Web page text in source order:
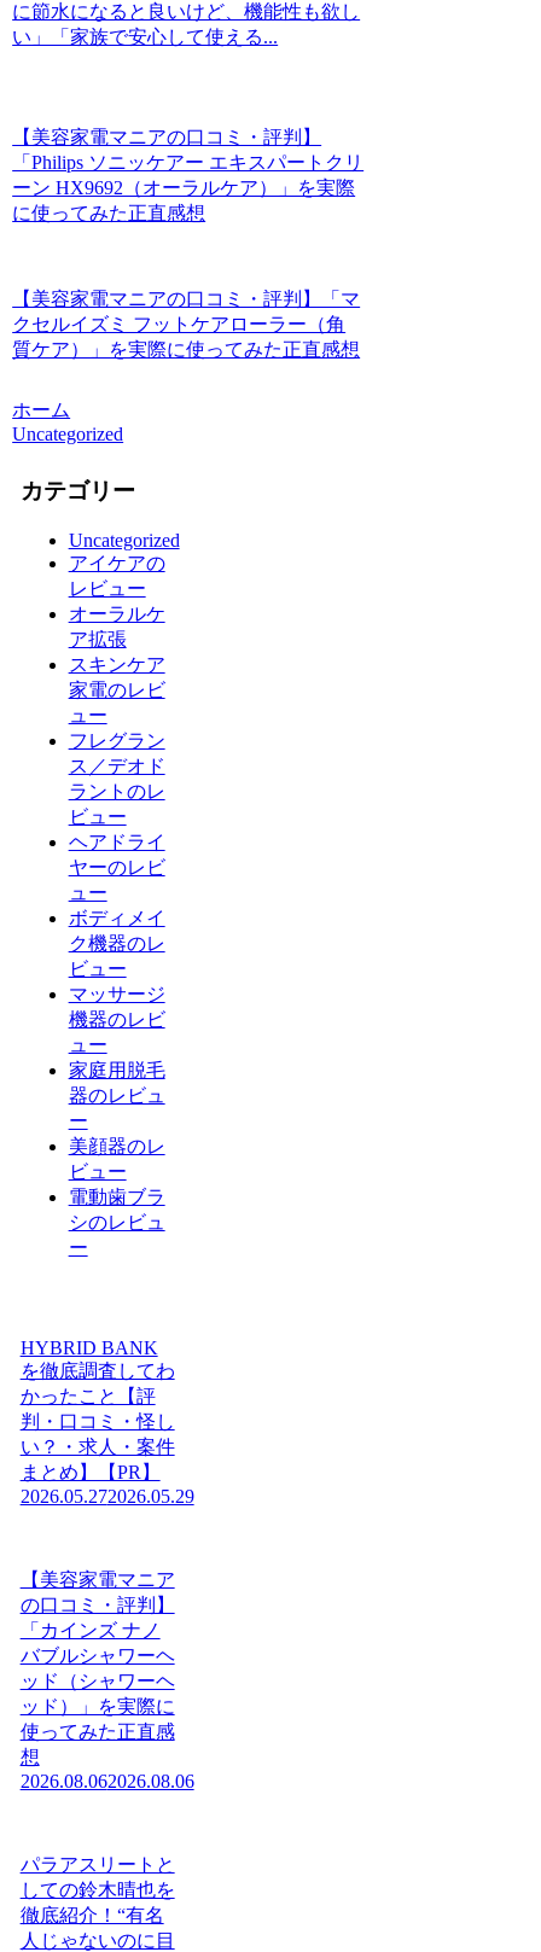
に節水になると良いけど、機能性も欲し
い」「家族で安心して使える...
【美容家電マニアの口コミ・評判】
「Philips ソニッケアー エキスパートクリ
ーン HX9692（オーラルケア）」を実際
に使ってみた正直感想
【美容家電マニアの口コミ・評判】「マ
クセルイズミ フットケアローラー（角
質ケア）」を実際に使ってみた正直感想
ホーム
Uncategorized
カテゴリー
Uncategorized
アイケアの
レビュー
オーラルケ
ア拡張
スキンケア
家電のレビ
ュー
フレグラン
ス／デオド
ラントのレ
ビュー
ヘアドライ
ヤーのレビ
ュー
ボディメイ
ク機器のレ
ビュー
マッサージ
機器のレビ
ュー
家庭用脱毛
器のレビュ
ー
美顔器のレ
ビュー
電動歯ブラ
シのレビュ
ー
HYBRID BANK
を徹底調査してわ
かったこと【評
判・口コミ・怪し
い？・求人・案件
まとめ】【PR】
2026.05.272026.05.29
【美容家電マニア
の口コミ・評判】
「カインズ ナノ
バブルシャワーヘ
ッド（シャワーヘ
ッド）」を実際に
使ってみた正直感
想
2026.08.062026.08.06
パラアスリートと
しての鈴木晴也を
徹底紹介！“有名
人じゃないのに目